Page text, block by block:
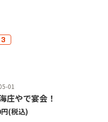
3
01
庄やで宴会！
(税込)